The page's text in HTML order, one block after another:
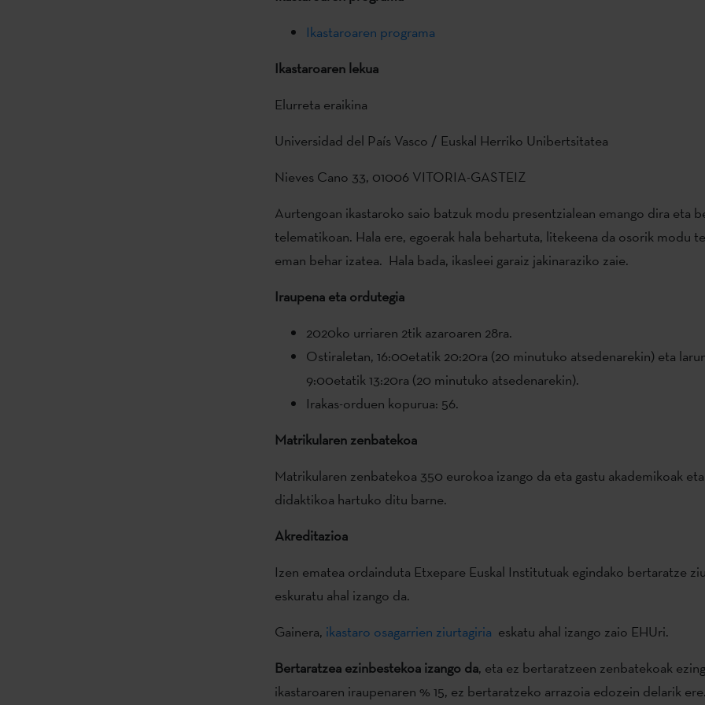
Ikastaroaren programa
Ikastaroaren lekua
Elurreta eraikina
Universidad del País Vasco / Euskal Herriko Unibertsitatea
Nieves Cano 33, 01006 VITORIA-GASTEIZ
Aurtengoan ikastaroko saio batzuk modu presentzialean emango dira eta
telematikoan. Hala ere, egoerak hala behartuta, litekeena da osorik modu
eman behar izatea. Hala bada, ikasleei garaiz jakinaraziko zaie.
Iraupena eta ordutegia
2020ko urriaren 2tik azaroaren 28ra.
Ostiraletan, 16:00etatik 20:20ra (20 minutuko atsedenarekin) eta
9:00etatik 13:20ra (20 minutuko atsedenarekin).
Irakas-orduen kopurua: 56.
Matrikularen zenbatekoa
Matrikularen zenbatekoa 350 eurokoa izango da eta gastu akademikoak
didaktikoa hartuko ditu barne.
Akreditazioa
Izen ematea ordainduta Etxepare Euskal Institutuak egindako bertaratze
eskuratu ahal izango da.
Gainera, ikastaro osagarrien ziurtagiria eskatu ahal izango zaio EHUri.
Bertaratzea ezinbestekoa izango da, eta ez bertaratzeen zenbatekoak
ikastaroaren iraupenaren % 15, ez bertaratzeko arrazoia edozein delarik ere.